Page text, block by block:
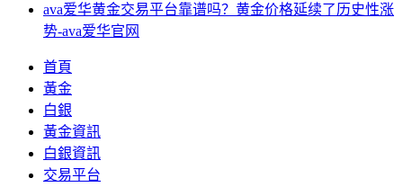
ava爱华黄金交易平台靠谱吗？黄金价格延续了历史性涨
势-ava爱华官网
首頁
黃金
白銀
黃金資訊
白銀資訊
交易平台